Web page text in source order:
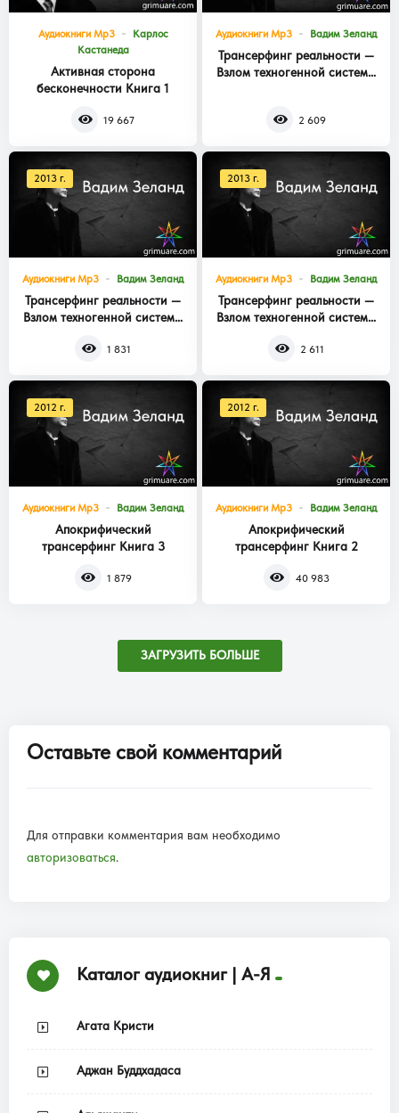
Аудиокниги Mp3
Карлос
Кастанеда
Активная сторона
бесконечности Книга 1
19 667
Аудиокниги Mp3 Вадим Зеланд
Трансерфинг реальности —
Взлом техногенной системы
2 609
2013 г.
Аудиокниги Mp3 Вадим Зеланд
Трансерфинг реальности —
Взлом техногенной системы
1 831
2013 г.
Аудиокниги Mp3 Вадим Зеланд
Трансерфинг реальности —
Взлом техногенной системы
2 611
2012 г.
Аудиокниги Mp3 Вадим Зеланд
Апокрифический
трансерфинг Книга 3
1 879
2012 г.
Аудиокниги Mp3 Вадим Зеланд
Апокрифический
трансерфинг Книга 2
40 983
ЗАГРУЗИТЬ БОЛЬШЕ
Оставьте свой комментарий
Для отправки комментария вам необходимо
авторизоваться.
Каталог аудиокниг | А-Я
Агата Кристи
Аджан Буддхадаса